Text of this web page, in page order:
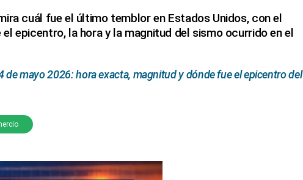
cuál fue el último temblor en Estados Unidos, con el
epicentro, la hora y la magnitud del sismo ocurrido en el
de mayo 2026: hora exacta, magnitud y dónde fue el epicentro del